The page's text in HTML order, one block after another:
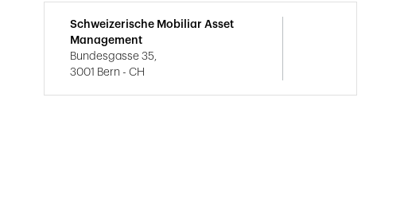
Schweizerische Mobiliar Asset
Management
Bundesgasse 35,
3001 Bern - CH